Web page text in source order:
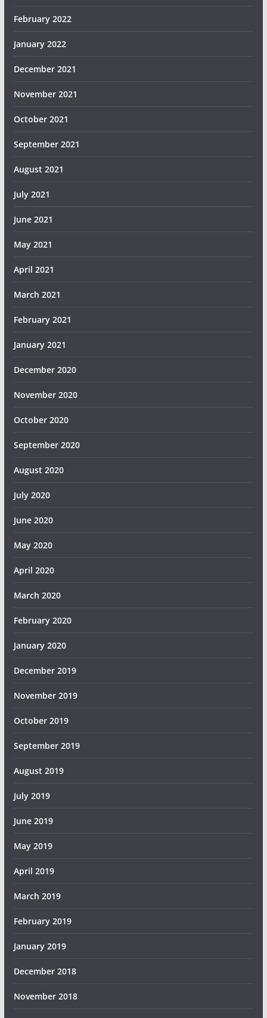
February 2022
January 2022
December 2021
November 2021
October 2021
September 2021
August 2021
July 2021
June 2021
May 2021
April 2021
March 2021
February 2021
January 2021
December 2020
November 2020
October 2020
September 2020
August 2020
July 2020
June 2020
May 2020
April 2020
March 2020
February 2020
January 2020
December 2019
November 2019
October 2019
September 2019
August 2019
July 2019
June 2019
May 2019
April 2019
March 2019
February 2019
January 2019
December 2018
November 2018